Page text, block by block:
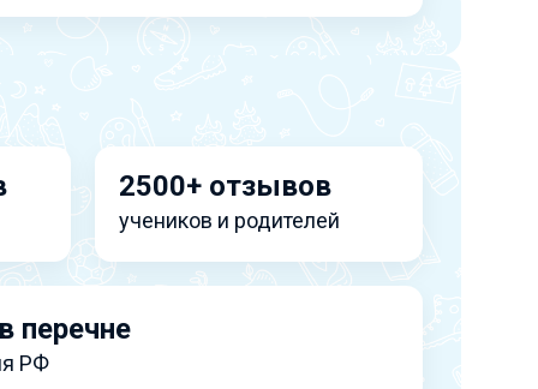
2500+ отзывов
учеников и родителей
перечне
РФ